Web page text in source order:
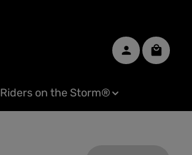
Riders on the Storm®